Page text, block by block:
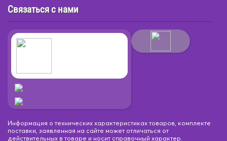
Связаться с нами
Информация о технических характеристиках товаров, комплекте
поставки, заявленная на сайте может отличаться от
действительных в товаре и носит справочный характер.